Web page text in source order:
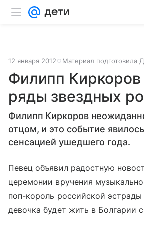
12 января 2012 Материал подготовила
Филипп
ряды звездных
Филипп Киркоров
отцом, и это событие
сенсацией ушедшего года.
Певец объявил радостную
церемонии вручения
поп-король российской эстрады
девочка будет жить в Болгарии